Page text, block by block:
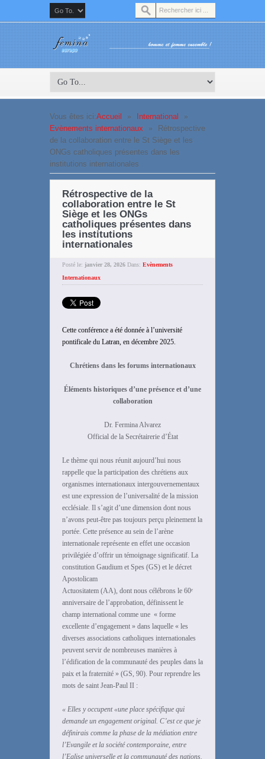
Vous êtes ici:Accueil » International
»
Evènements internationaux
»
Rétrospective
de la collaboration entre le St Siège et les
ONGs catholiques présentes dans les
institutions internationales
Rétrospective de la
collaboration entre le St
Siège et les ONGs
catholiques présentes dans
les institutions
internationales
Posté le: janvier 28, 2026 Dans: Evènements
Internationaux
Cette conférence a été donnée à l’université
pontificale du Latran, en décembre 2025.
Chrétiens dans les forums internationaux
Éléments historiques d’une présence et d’une
collaboration
Dr. Fermina Alvarez
Official de la Secrétairerie d’État
Le thème qui nous réunit aujourd’hui nous
rappelle que la participation des chrétiens aux
organismes internationaux intergouvernementaux
est une expression de l’universalité de la mission
ecclésiale. Il s’agit d’une dimension dont nous
n’avons peut-être pas toujours perçu pleinement la
portée. Cette présence au sein de l’arène
internationale représente en effet une occasion
privilégiée d’offrir un témoignage significatif. La
constitution Gaudium et Spes (GS) et le décret
Apostolicam
Actuositatem (AA), dont nous célébrons le 60ᵉ
anniversaire de l’approbation, définissent le
champ international comme une « forme
excellente d’engagement » dans laquelle « les
diverses associations catholiques internationales
peuvent servir de nombreuses manières à
l’édification de la communauté des peuples dans la
paix et la fraternité » (GS, 90). Pour reprendre les
mots de saint Jean-Paul II :
« Elles y occupent «une place spécifique qui
demande un engagement original. C’est ce que je
définirais comme la phase de la médiation entre
l’Evangile et la société contemporaine, entre
l’Eglise universelle etla communauté des nations.